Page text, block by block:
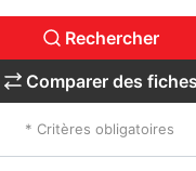
Rechercher
Comparer des fiches
* Critères obligatoires